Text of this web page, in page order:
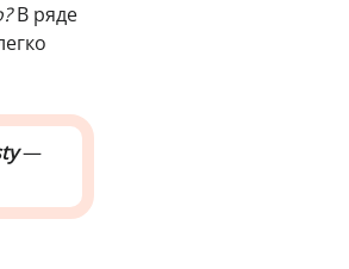
В ряде
—